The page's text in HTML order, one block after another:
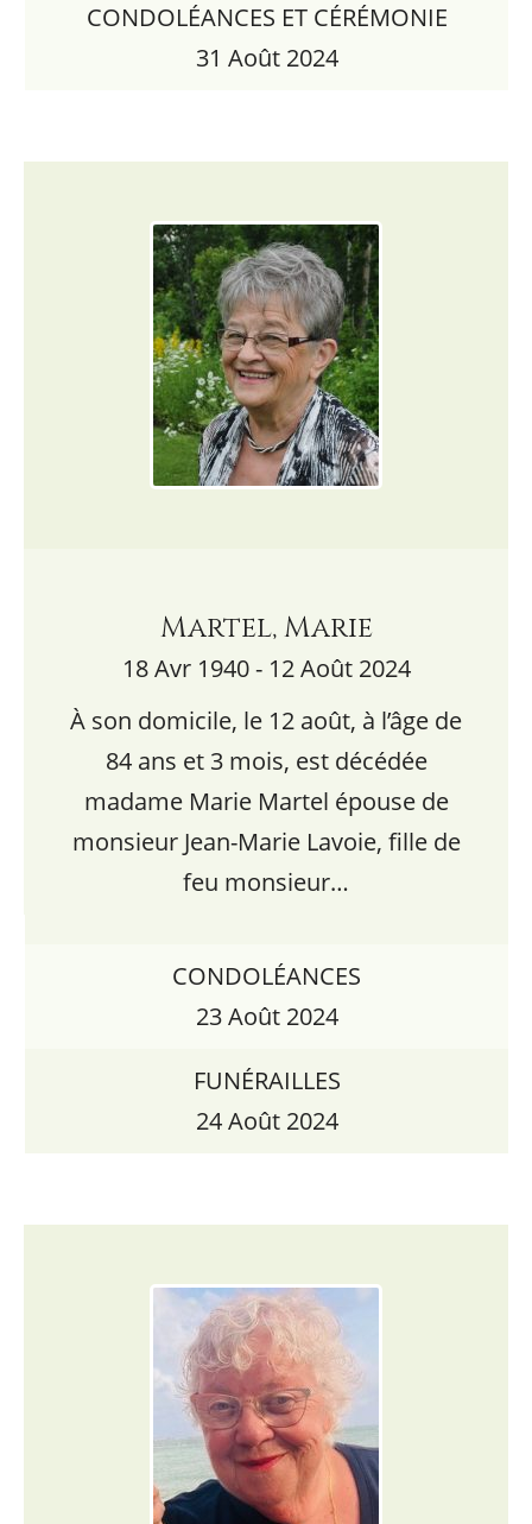
CONDOLÉANCES ET CÉRÉMONIE
31 Août 2024
Martel, Marie
18 Avr 1940 - 12 Août 2024
À son domicile, le 12 août, à l’âge de
84 ans et 3 mois, est décédée
madame Marie Martel épouse de
monsieur Jean-Marie Lavoie, fille de
feu monsieur…
CONDOLÉANCES
23 Août 2024
FUNÉRAILLES
24 Août 2024